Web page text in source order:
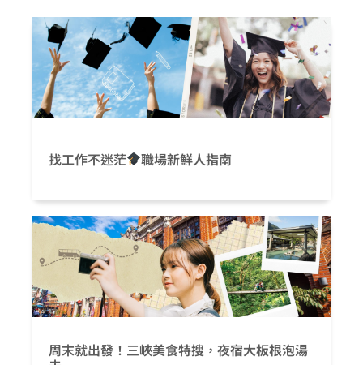
找工作不迷茫 職場新鮮人指南
周末就出發！三峽美食特搜，夜宿大板根泡湯